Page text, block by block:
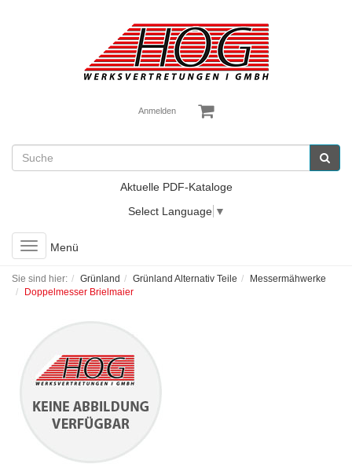
Anmelden
Aktuelle PDF-Kataloge
Select Language ▼
Toggle
navigation
Menü
Sie sind hier: Grünland Grünland Alternativ Teile
Messermähwerke
Doppelmesser Brielmaier